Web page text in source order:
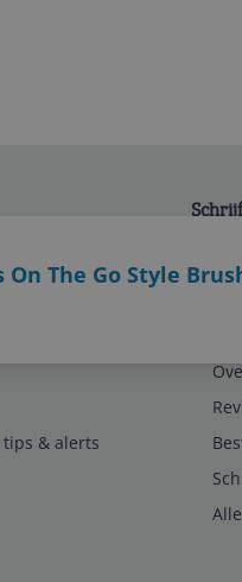
On The Go Style
& alerts